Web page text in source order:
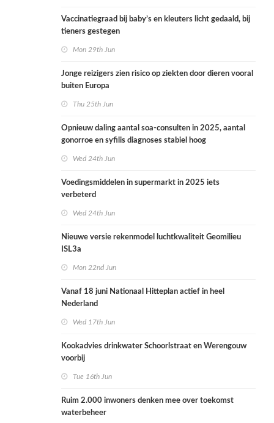
Vaccinatiegraad bij baby’s en kleuters licht gedaald, bij
tieners gestegen
Mon 29th Jun
Jonge reizigers zien risico op ziekten door dieren vooral
buiten Europa
Thu 25th Jun
Opnieuw daling aantal soa-consulten in 2025, aantal
gonorroe en syfilis diagnoses stabiel hoog
Wed 24th Jun
Voedingsmiddelen in supermarkt in 2025 iets
verbeterd
Wed 24th Jun
Nieuwe versie rekenmodel luchtkwaliteit Geomilieu
ISL3a
Mon 22nd Jun
Vanaf 18 juni Nationaal Hitteplan actief in heel
Nederland
Wed 17th Jun
Kookadvies drinkwater Schoorlstraat en Werengouw
voorbij
Tue 16th Jun
Ruim 2.000 inwoners denken mee over toekomst
waterbeheer